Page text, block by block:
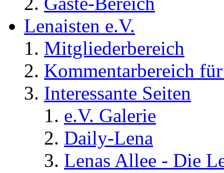
Lenaisten e.V.
Mitgliederbereich
Kommentarbereich
Interessante Seiten
e.V. Galerie
Daily-Lena
Lenas Allee - Die